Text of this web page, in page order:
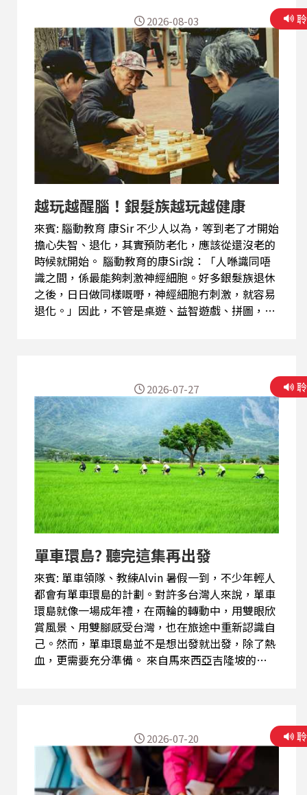
儒雅，年紀大了之後，脾氣卻變得比較暴躁。康Sir
說：「以前好斯文嘅老人家，以前佢唔講出嚟唔代
表佢冇意見，好可能係老咗之後自控同邏輯能力變
差，就會諗到啲乜就講乜，就好似變得比較暴
躁。」 要避免成為令人避之則吉的老人家，康Sir
認為，多運動的人通常比較開朗，而睡眠品質同樣
不可忽視。很多老人家白天坐在沙發上看電視、頻
頻打瞌睡，到了晚上真正上床卻睡不著。改善睡
眠，可以從環境開始，例如燈光、氣味、床墊、床
鋪等，人睡得好，情緒都會比較穩定。 此外，陽
光、運動、興趣、娛樂和社交，也都是影響情緒的
重要因素。康Sir提醒：「你人唔旭，筋骨就越硬，
筋骨越硬就越容易呢...
越玩越醒腦！銀髮族越玩越健康
來賓: 腦動教育 康Sir 不少人以為，等到老了才開始
擔心失智、退化，其實預防老化，應該從還沒老的
時候就開始。 腦動教育的康Sir說：「人喺識同唔
識之間，係最能夠刺激神經細胞。好多銀髮族退休
之後，日日做同樣嘅嘢，神經細胞冇刺激，就容易
退化。」因此，不管是桌遊、益智遊戲、拼圖，甚
交。康Sir笑說：「有社交、有刺激、有娛樂，人都
會開心啲，老人家都係，開龍雀嘅阿伯退化得就會
慢啲。」不少退休族因此投入志工服務、學習樂
器、唱歌、畫畫，甚至重返校園攻讀碩士，不只是
充實生活，更重要的是持續刺激大腦，維持自我價
值感。 日常生活中，視覺訓練也不可忽略。現代人
長時間盯著手機、電腦螢幕，眼球活動範圍越來越
小。所以平常就要多做愛眼健康操、多閱讀、看圖
卡，甚至利用簡單的顏色配對、辨識遊戲，訓練眼
球肌肉、反應能力與專注力。他說：「點樣訓練眼
去睇嘢，就唔會睇漏嘢。」 在許多長照中心，照服
員也會帶著長者玩看似簡單的配對遊戲，背後其實
同時訓練邏輯...
2026-08-03
單車環島? 聽完這集再出發
來賓: 單車領隊、教練Alvin 暑假一到，不少年輕人
都會有單車環島的計劃。對許多台灣人來說，單車
環島就像一場成年禮，在兩輪的轉動中，用雙眼欣
賞風景、用雙腳感受台灣，也在旅途中重新認識自
己。然而，單車環島並不是想出發就出發，除了熱
血，更需要充分準備。 來自馬來西亞吉隆坡的
運動，結合咗生活甚至工作，我都冇諗過，喺我生
活當中，有咁大一個部分係同單車有關。」 為了環
島，不少人出發前會到健身房踩飛輪訓練腿力與心
肺，但Alvin認為，真正重要的是實際道路經驗。他
說：「如果訓練體力，踩飛輪真係有用，但正式要
2026-07-27
2026-07-20